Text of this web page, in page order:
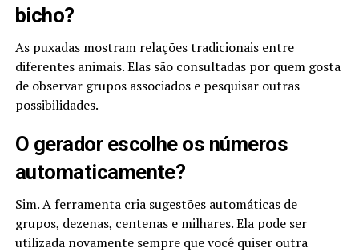
bicho?
As puxadas mostram relações tradicionais entre
diferentes animais. Elas são consultadas por quem gosta
de observar grupos associados e pesquisar outras
possibilidades.
O gerador escolhe os números
automaticamente?
Sim. A ferramenta cria sugestões automáticas de
grupos, dezenas, centenas e milhares. Ela pode ser
utilizada novamente sempre que você quiser outra